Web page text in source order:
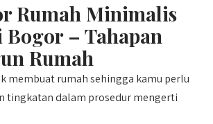
Rumah Minimalis
– Tahapan
Rumah
membuat rumah sehingga kamu perlu
tingkatan dalam prosedur mengerti